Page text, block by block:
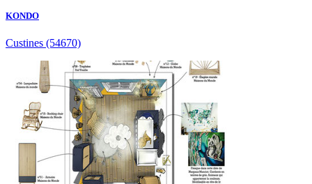
KONDO
Custines (54670)